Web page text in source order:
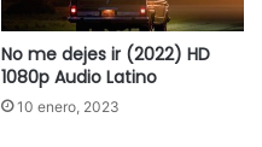
No me dejes ir (2022) HD
1080p Audio Latino
10 enero, 2023